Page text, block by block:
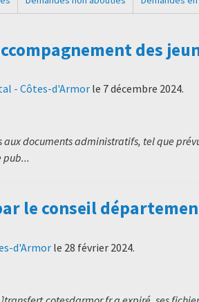
des
- Côtes-d'Armor le 7 décembre 2024.
aux documents administratifs, tel que
pub...
le conseil
d'Armor le 28 février 2024.